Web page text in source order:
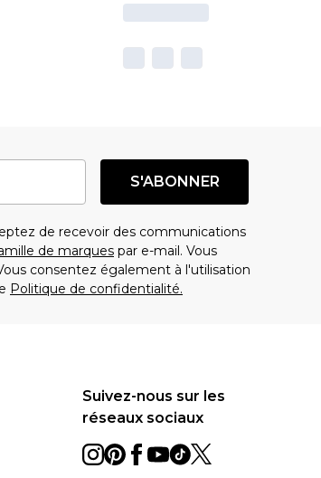
S'ABONNER
de recevoir des communications
de marques par e-mail. Vous
consentez également à l'utilisation
Politique de confidentialité.
Suivez-nous sur les
réseaux sociaux